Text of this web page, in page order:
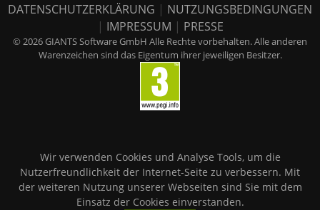
DATENSCHUTZERKLÄRUNG | NUTZUNGSBEDINGUNGEN
| IMPRESSUM | PRESSE
© 2026 GIANTS Software GmbH Alle Rechte vorbehalten. Alle anderen
Warenzeichen sind das Eigentum ihrer jeweiligen Besitzer.
Wir verwenden Cookies und Analyse Tools, um die
Nutzerfreundlichkeit der Internet-Seite zu verbessern. Mit
der weiteren Nutzung unserer Webseiten sind Sie mit dem
Einsatz der Cookies einverstanden.